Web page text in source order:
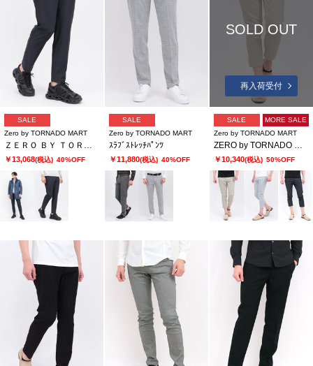
SALE
Zero by TORNADO MART
ＺＥＲＯ ＢＹ ＴＯＲＮＡＤＯ ＭＡＲＴ∴トリコットデニムライクパンツ
￥13,068(税込) 40%OFF
SALE
Zero by TORNADO MART
ｽﾗﾌﾞｽﾄﾚｯﾁﾊﾟﾝﾂ
￥11,880(税込) 40%OFF
SOLD OUT
再入荷受付
SALE
MORE SALE
Zero by TORNADO MART
ZERO by TORNADO MART∴ハイパーデニムクロップドパンツ
￥10,340(税込) 50%OFF